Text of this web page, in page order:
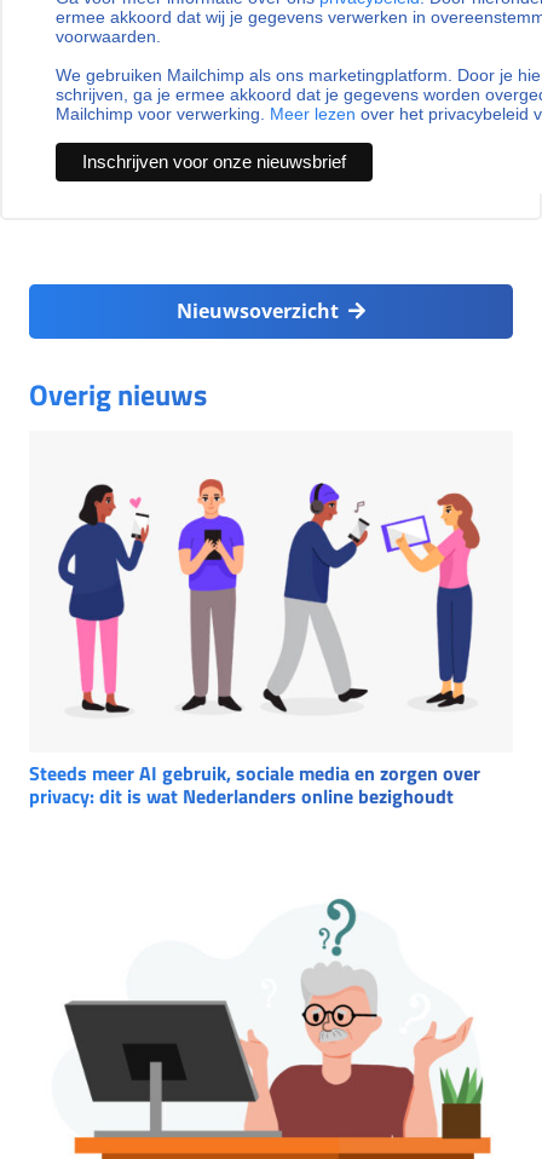
ermee akkoord dat wij je gegevens verwerken in
voorwaarden.
We gebruiken Mailchimp als ons marketingplatform. Door je
schrijven, ga je ermee akkoord dat je gegevens worden
Mailchimp voor verwerking. Meer lezen over het privacybeleid
Nieuwsoverzicht
Overig nieuws
Steeds meer AI gebruik, sociale media en zorgen over
privacy: dit is wat Nederlanders online bezighoudt